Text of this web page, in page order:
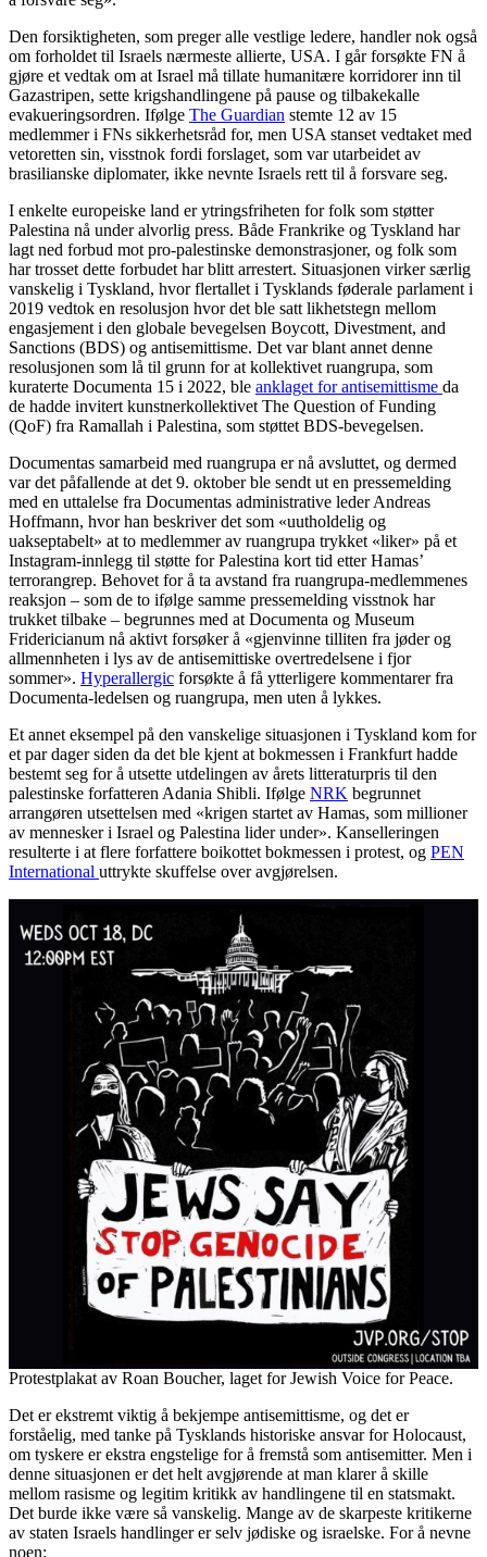
Den forsiktigheten, som preger alle vestlige ledere, handler nok også
om forholdet til Israels nærmeste allierte, USA. I går forsøkte FN å
gjøre et vedtak om at Israel må tillate humanitære korridorer inn til
Gazastripen, sette krigshandlingene på pause og tilbakekalle
evakueringsordren. Ifølge The Guardian stemte 12 av 15
medlemmer i FNs sikkerhetsråd for, men USA stanset vedtaket med
vetoretten sin, visstnok fordi forslaget, som var utarbeidet av
brasilianske diplomater, ikke nevnte Israels rett til å forsvare seg.
I enkelte europeiske land er ytringsfriheten for folk som støtter
Palestina nå under alvorlig press. Både Frankrike og Tyskland har
lagt ned forbud mot pro-palestinske demonstrasjoner, og folk som
har trosset dette forbudet har blitt arrestert. Situasjonen virker særlig
vanskelig i Tyskland, hvor flertallet i Tysklands føderale parlament i
2019 vedtok en resolusjon hvor det ble satt likhetstegn mellom
engasjement i den globale bevegelsen Boycott, Divestment, and
Sanctions (BDS) og antisemittisme. Det var blant annet denne
resolusjonen som lå til grunn for at kollektivet ruangrupa, som
kuraterte Documenta 15 i 2022, ble anklaget for antisemittisme da
de hadde invitert kunstnerkollektivet The Question of Funding
(QoF) fra Ramallah i Palestina, som støttet BDS-bevegelsen.
Documentas samarbeid med ruangrupa er nå avsluttet, og dermed
var det påfallende at det 9. oktober ble sendt ut en pressemelding
med en uttalelse fra Documentas administrative leder Andreas
Hoffmann, hvor han beskriver det som «uutholdelig og
uakseptabelt» at to medlemmer av ruangrupa trykket «liker» på et
Instagram-innlegg til støtte for Palestina kort tid etter Hamas’
terrorangrep. Behovet for å ta avstand fra ruangrupa-medlemmenes
reaksjon – som de to ifølge samme pressemelding visstnok har
trukket tilbake – begrunnes med at Documenta og Museum
Fridericianum nå aktivt forsøker å «gjenvinne tilliten fra jøder og
allmennheten i lys av de antisemittiske overtredelsene i fjor
sommer». Hyperallergic forsøkte å få ytterligere kommentarer fra
Documenta-ledelsen og ruangrupa, men uten å lykkes.
Et annet eksempel på den vanskelige situasjonen i Tyskland kom for
et par dager siden da det ble kjent at bokmessen i Frankfurt hadde
bestemt seg for å utsette utdelingen av årets litteraturpris til den
palestinske forfatteren Adania Shibli. Ifølge NRK begrunnet
arrangøren utsettelsen med «krigen startet av Hamas, som millioner
av mennesker i Israel og Palestina lider under». Kanselleringen
resulterte i at flere forfattere boikottet bokmessen i protest, og PEN
International uttrykte skuffelse over avgjørelsen.
Protestplakat av Roan Boucher, laget for Jewish Voice for Peace.
Det er ekstremt viktig å bekjempe antisemittisme, og det er
forståelig, med tanke på Tysklands historiske ansvar for Holocaust,
om tyskere er ekstra engstelige for å fremstå som antisemitter. Men i
denne situasjonen er det helt avgjørende at man klarer å skille
mellom rasisme og legitim kritikk av handlingene til en statsmakt.
Det burde ikke være så vanskelig. Mange av de skarpeste kritikerne
av staten Israels handlinger er selv jødiske og israelske. For å nevne
noen: